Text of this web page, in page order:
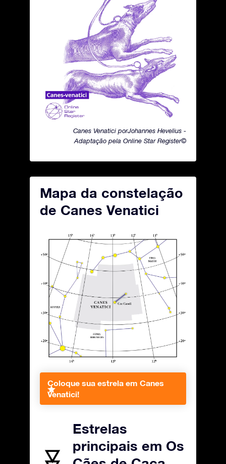
Canes Venatici porJohannes Hevelius -
Adaptação pela Online Star Register©
Mapa da constelação
de Canes Venatici
Coloque sua estrela em Canes
Venatici!
Estrelas
principais em Os